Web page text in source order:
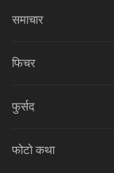
समाचार
फिचर
फुर्सद
फोटो कथा